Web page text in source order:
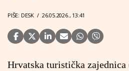
PIŠE: DESK / 26.05.2026., 13:41
Hrvatska turistička